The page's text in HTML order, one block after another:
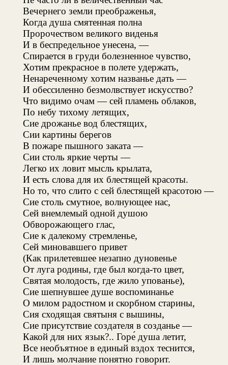
Вечернего земли преображенья,
Когда душа смятенная полна
Пророчеством великого виденья
И в беспредельное унесена, —
Спирается в груди болезненное чувство,
Хотим прекрасное в полете удержать,
Ненареченному хотим названье дать —
И обессиленно безмолвствует искусство?
Что видимо очам — сей пламень облаков,
По небу тихому летящих,
Сие дрожанье вод блестящих,
Сии картины берегов
В пожаре пышного заката —
Сии столь яркие черты —
Легко их ловит мысль крылата,
И есть слова для их блестящей красоты.
Но то, что слито с сей блестящей красотою —
Сие столь смутное, волнующее нас,
Сей внемлемый одной душою
Обворожающего глас,
Сие к далекому стремленье,
Сей миновавшего привет
(Как прилетевшее незапно дуновенье
От луга родины, где был когда-то цвет,
Святая молодость, где жило упованье),
Сие шепнувшее душе воспоминанье
О милом радостном и скорбном старины,
Сия сходящая святыня с вышины,
Сие присутствие создателя в созданье —
Какой для них язык?.. Горе́ душа летит,
Все необъятное в единый вздох теснится,
И лишь молчание понятно говорит.